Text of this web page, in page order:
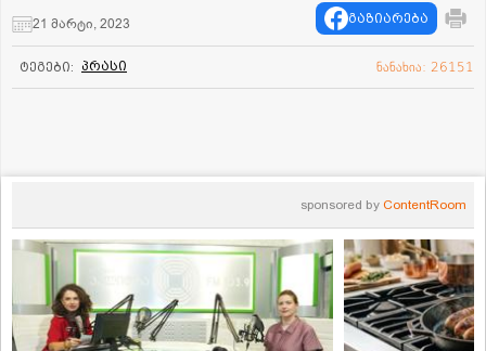
21 მარტი, 2023
გაზიარება
ტეგები: პრასი ნანახია: 26151
sponsored by ContentRoom